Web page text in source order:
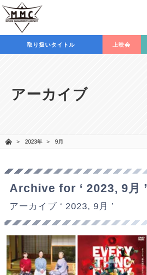
取り扱いタイトル 上映会
アーカイブ
2023年 9月
Archive for ‘ 2023, 9月 ’
アーカイブ ‘ 2023, 9月 ’